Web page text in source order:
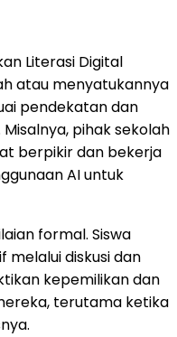
Literasi Digital
atau menyatukannya
pendekatan dan
pihak sekolah
berpikir dan bekerja
AI untuk
formal. Siswa
diskusi dan
kepemilikan dan
terutama ketika